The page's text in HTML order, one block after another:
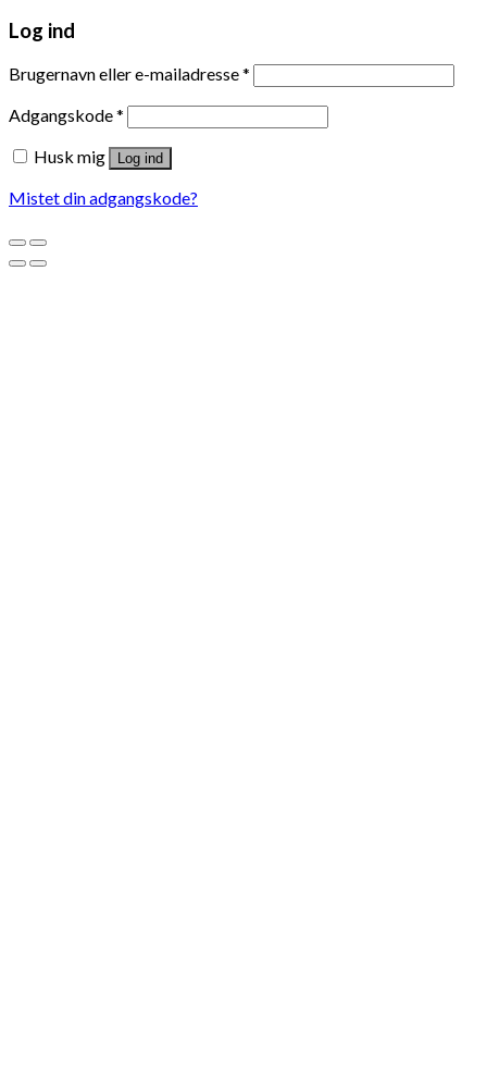
Log ind
Brugernavn eller e-mailadresse*
Adgangskode*
Husk mig
Log ind
Mistet din adgangskode?